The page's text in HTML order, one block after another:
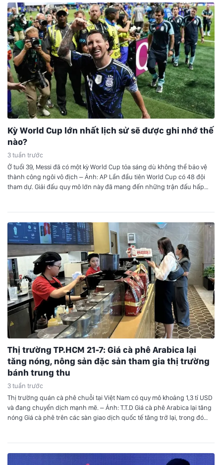
Kỳ World Cup lớn nhất lịch sử sẽ được ghi nhớ thế
nào?
3 tuần trước
Ở tuổi 39, Messi đã có một kỳ World Cup tỏa sáng dù không thể bảo vệ
thành công ngôi vô địch – Ảnh: AP Lần đầu tiên World Cup có 48 đội
tham dự. Giải đấu quy mô lớn này đã mang đến những trận đấu hấp
Thị trường TP.HCM 21-7: Giá cà phê Arabica lại
tăng nóng, nông sản đặc sản tham gia thị trường
bánh trung thu
3 tuần trước
Thị trường quán cà phê chuỗi tại Việt Nam có quy mô khoảng 1,3 tỉ USD
và đang chuyển dịch mạnh mẽ. – Ảnh: T.T.D Giá cà phê Arabica lại tăng
nóng Giá cà phê trên các sàn giao dịch quốc tế tăng trở lại, trong đó